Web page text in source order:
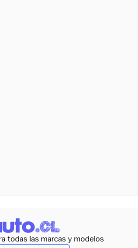
todas las marcas y modelos